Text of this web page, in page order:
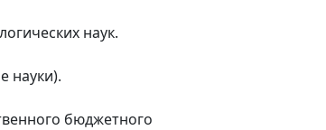
наук.
науки).
бюджетного